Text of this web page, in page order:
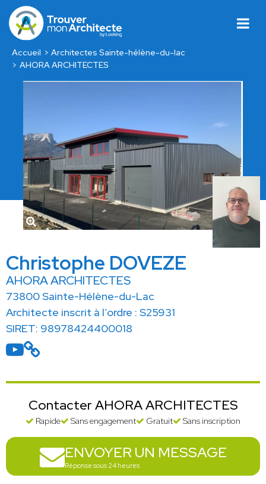
Accueil
Architectes Sainte-hélène-du-lac
AHORA ARCHITECTES
Christophe DOVEZE
AHORA ARCHITECTES
73800 Sainte-Hélène-du-Lac
Architecte inscrit à l’ordre : S25931
SIRET: 98978424400018
Contacter AHORA ARCHITECTES
Rapide Sans engagement Gratuit Sans inscription
ENVOYER UN MESSAGE
Réponse sous 24 heures